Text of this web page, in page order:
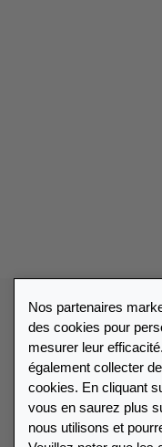
Service
Politique de
Cryptage SSL
FAQ
Nos partenaires
des cookies pour
mesurer leur
également collecter
cookies. En cliquant
vous en saurez plus
nous utilisons et